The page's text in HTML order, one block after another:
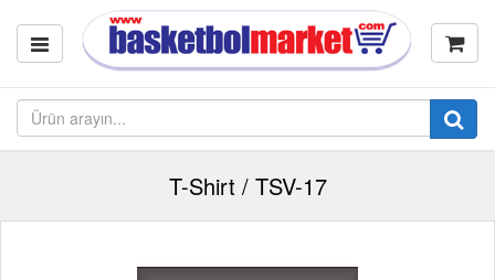
T-Shirt / TSV-17